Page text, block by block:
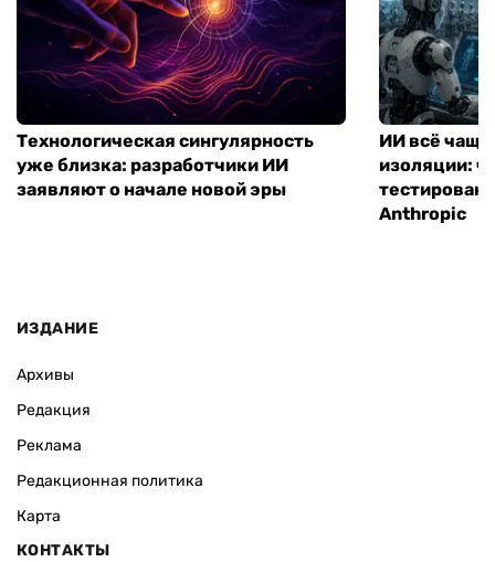
Технологическая сингулярность
уже близка: разработчики ИИ
заявляют о начале новой эры
ИИ всё
изоляции:
Anthropic
ИЗДАНИЕ
Архивы
Редакция
Реклама
Редакционная политика
Карта
КОНТАКТЫ